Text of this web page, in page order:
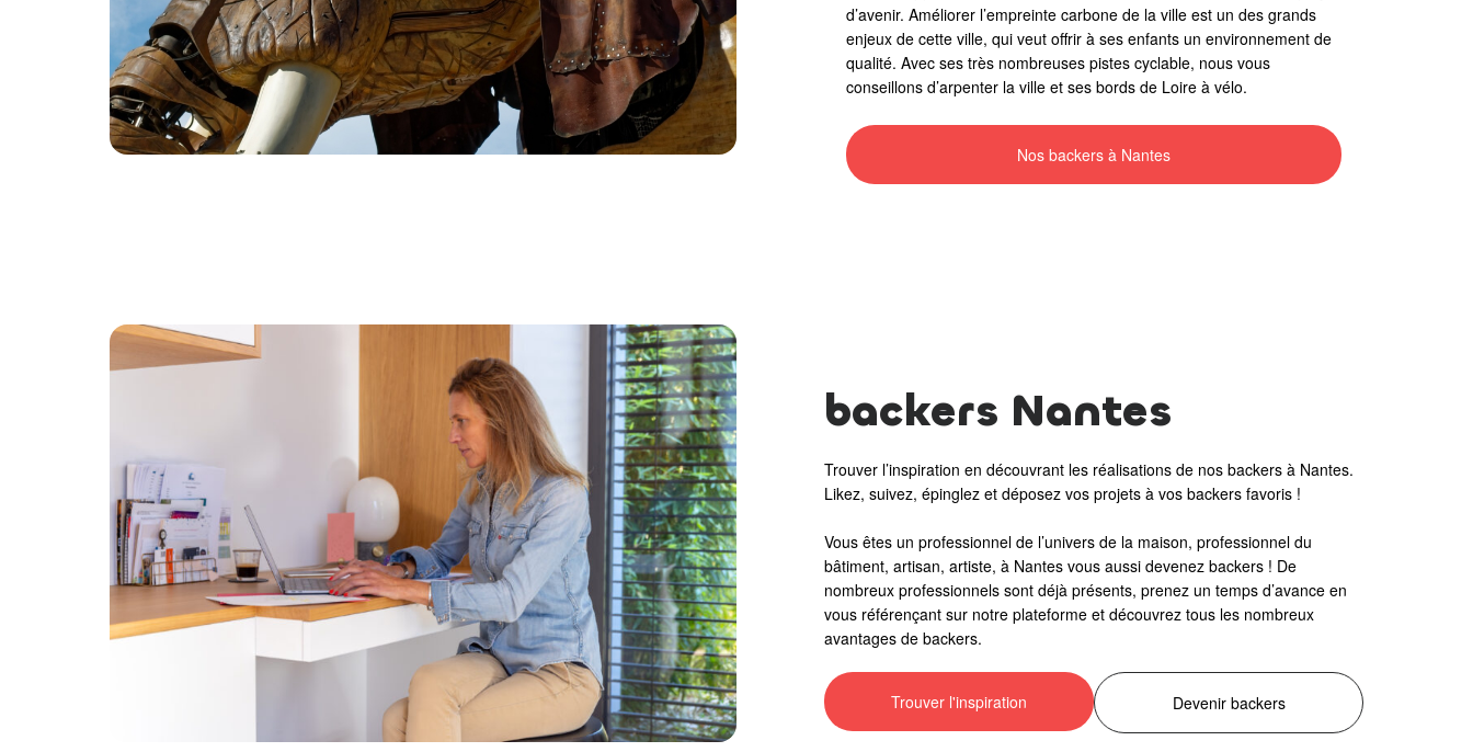
d’avenir. Améliorer l’empreinte carbone de la ville est un des grands
enjeux de cette ville, qui veut offrir à ses enfants un environnement de
qualité. Avec ses très nombreuses pistes cyclable, nous vous
conseillons d’arpenter la ville et ses bords de Loire à vélo.
Nos backers à Nantes
backers Nantes
Trouver l’inspiration en découvrant les réalisations de nos backers à Nantes.
Likez, suivez, épinglez et déposez vos projets à vos backers favoris !
Vous êtes un professionnel de l’univers de la maison, professionnel du
bâtiment, artisan, artiste, à Nantes vous aussi devenez backers ! De
nombreux professionnels sont déjà présents, prenez un temps d’avance en
vous référençant sur notre plateforme et découvrez tous les nombreux
avantages de backers.
Trouver l'inspiration Devenir backers